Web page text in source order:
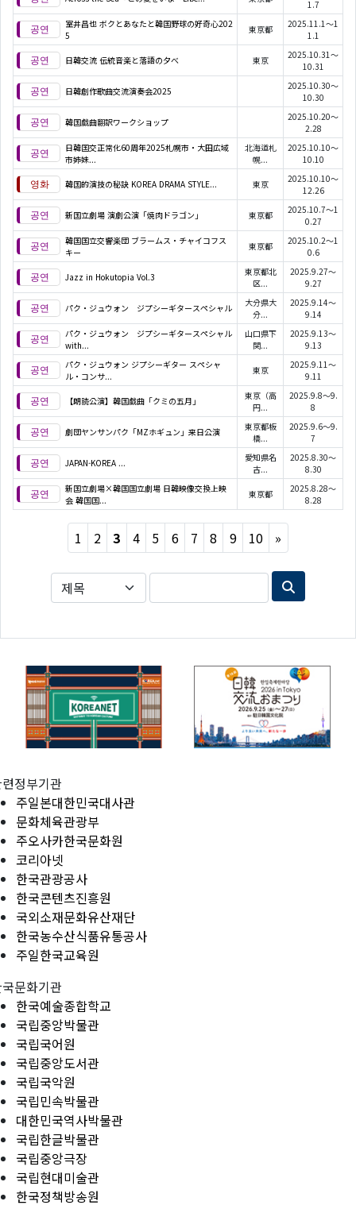
1.7
室井昌也 ボクとあなたと韓国野球の好奇心202
5
東京都
2025.11.1～1
1.1
日韓交流 伝統音楽と落語の夕べ 東京
2025.10.31～
10.31
日韓創作歌曲交流演奏会2025
2025.10.30～
10.30
韓国戯曲翻訳ワークショップ
2025.10.20～
2.28
日韓国交正常化60周年2025札幌市・大田広域
市姉妹...
北海道札
幌...
2025.10.10～
10.10
韓国的演技の秘訣 KOREA DRAMA STYLE... 東京
2025.10.10～
12.26
新国立劇場 演劇公演「焼肉ドラゴン」 東京都
2025.10.7～1
0.27
韓国国立交響楽団 ブラームス・チャイコフス
キー
東京都
2025.10.2～1
0.6
Jazz in Hokutopia Vol.3
東京都北
区...
2025.9.27～
9.27
パク・ジュウォン ジプシーギタースペシャル
大分県大
分...
2025.9.14～
9.14
パク・ジュウォン ジプシーギタースペシャル
with...
山口県下
関...
2025.9.13～
9.13
パク・ジュウォン ジプシーギター スペシャ
ル・コンサ...
東京
2025.9.11～
9.11
【朗読公演】韓国戯曲「クミの五月」
東京（高
円...
2025.9.8～9.
8
劇団ヤンサンパク「MZホギュン」来日公演
東京都板
橋...
2025.9.6～9.
7
JAPAN-KOREA ...
愛知県名
古...
2025.8.30～
8.30
新国立劇場×韓国国立劇場 日韓映像交換上映
会 韓国国...
東京都
2025.8.28～
8.28
1 2 3 4 5 6 7 8 9 10 »
정부기관
주일본대한민국대사관
문화체육관광부
주오사카한국문화원
코리아넷
한국관광공사
한국콘텐츠진흥원
국외소재문화유산재단
한국농수산식품유통공사
주일한국교육원
문화기관
한국예술종합학교
국립중앙박물관
국립국어원
국립중앙도서관
국립국악원
국립민속박물관
대한민국역사박물관
국립한글박물관
국립중앙극장
국립현대미술관
한국정책방송원